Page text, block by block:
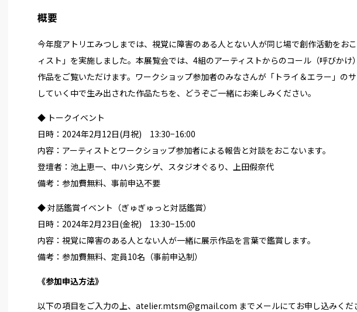
概要
今年度アトリエみつしまでは、視覚に障害のある人とない人が同じ場で創作活動をお
ィスト」を実施しました。本展覧会では、4組のアーティストからのコール（呼びか
作品をご覧いただけます。ワークショップ参加者のみなさんが「トライ＆エラー」の
していく中で生み出された作品たちを、どうぞご一緒にお楽しみください。
◆ トークイベント
日時：2024年2月12日(月祝) 13:30−16:00
内容：アーティストとワークショップ参加者による報告と対談をおこないます。
登壇者：池上恵一、中ハシ克シゲ、スタジオぐるり、上田假奈代
備考：参加費無料、事前申込不要
◆ 対話鑑賞イベント（ぎゅぎゅっと対話鑑賞）
日時：2024年2月23日(金祝) 13:30−15:00
内容：視覚に障害のある人とない人が一緒に展示作品を言葉で鑑賞します。
備考：参加費無料、定員10名（事前申込制）
《参加申込方法》
以下の項目をご入力の上、atelier.mtsm@gmail.com までメールにてお申し込みくだ